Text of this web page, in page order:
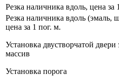
Резка наличника вдоль, цена за
Резка наличника вдоль (эмаль,
цена за 1 пог. м.
Установка двустворчатой
массив
Установка порога